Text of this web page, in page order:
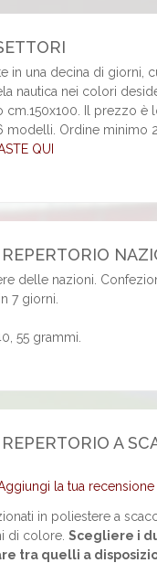
in una decina di giorni,
nautica nei colori
cm.150x100. Il prezzo è
modelli. Ordine minimo
QUI
delle nazioni.
7 giorni.
55 grammi.
A
la tua recensione
in poliestere a
di colore. Scegliere i
tra quelli a